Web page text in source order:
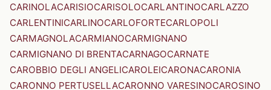
CARINOLACARISIOCARISOLOCARLANTINOCARLAZZO
CARLENTINICARLINOCARLOFORTECARLOPOLI
CARMAGNOLACARMIANOCARMIGNANO
CARMIGNANO DI BRENTACARNAGOCARNATE
CAROBBIO DEGLI ANGELICAROLEICARONACARONIA
CARONNO PERTUSELLACARONNO VARESINOCAROSINO